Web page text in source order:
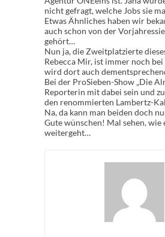
nicht gefragt, welche Jobs sie
Etwas Ähnliches haben wir
auch schon von der
gehört…
Nun ja, die Zweitplatzierte
Rebecca Mir, ist immer noch
wird dort auch
Bei der ProSieben-Show „Die
Reporterin mit dabei sein und
den renommierten Lambertz-
Na, da kann man beiden doch
Gute wünschen! Mal sehen, wie
weitergeht…